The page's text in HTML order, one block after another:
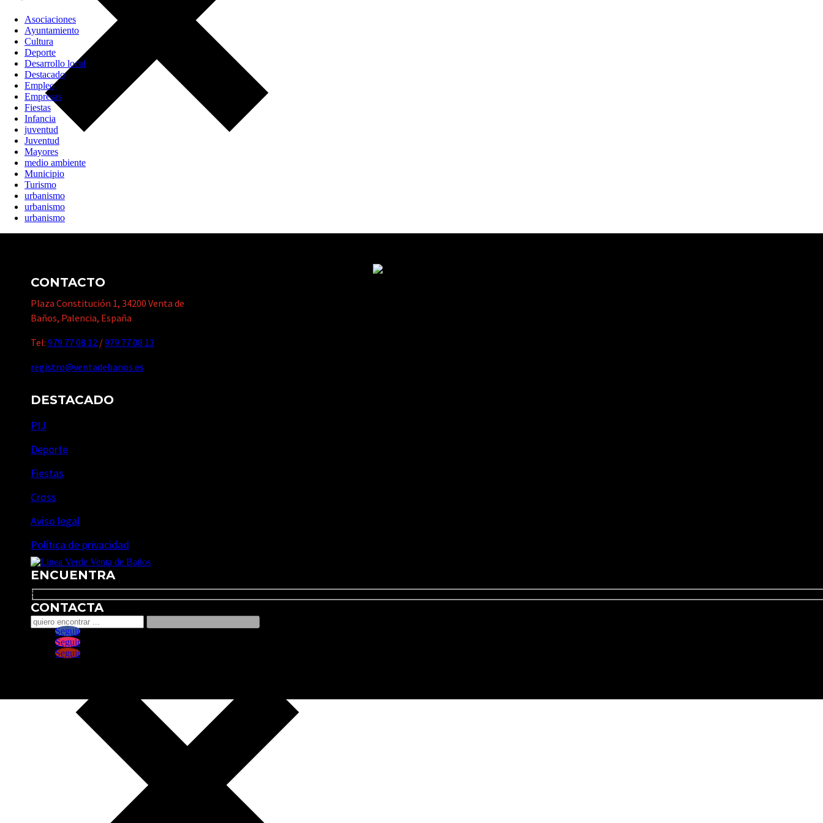
Asociaciones
Ayuntamiento
Cultura
Deporte
Desarrollo local
Destacado
Empleo
Empresas
Fiestas
Infancia
juventud
Juventud
Mayores
medio ambiente
Municipio
Turismo
urbanismo
urbanismo
urbanismo
CONTACTO
Plaza Constitución 1, 34200 Venta de
Baños, Palencia, España
Tel: 979 77 08 12 /979 77 08 13
registro@ventadebanos.es
DESTACADO
PIJ
Deporte
Fiestas
Cross
Aviso legal
Política de privacidad
ENCUENTRA
Search
CONTACTA
Seguir
Seguir
Seguir